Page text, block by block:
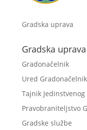
Gradska uprava
Gradska uprava
Gradonačelnik
Ured
Tajnik
Pravobraniteljstvo
Gradske službe